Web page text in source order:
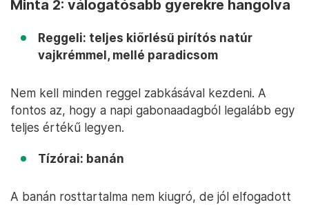
Minta 2: válogatósabb gyerekre hangolva
Reggeli: teljes kiőrlésű pirítós natúr
vajkrémmel, mellé paradicsom
Nem kell minden reggel zabkásával kezdeni. A
fontos az, hogy a napi gabonaadagból legalább egy
teljes értékű legyen.
Tízórai: banán
A banán rosttartalma nem kiugró, de jól elfogadott